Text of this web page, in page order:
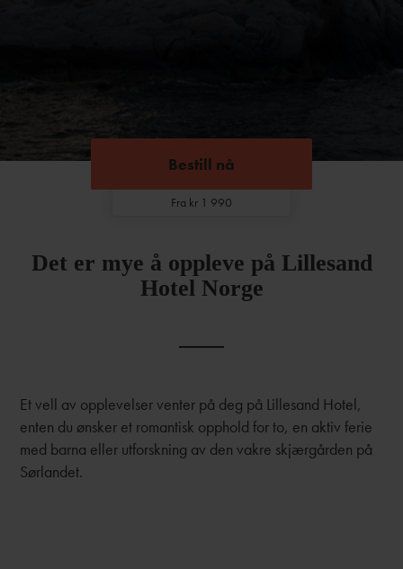
Bestill nå
Fra kr 1 990
Bestill nå
Det er mye å oppleve på Lillesand
Hotel Norge
Et vell av opplevelser venter på deg på Lillesand Hotel,
enten du ønsker et romantisk opphold for to, en aktiv ferie
med barna eller utforskning av den vakre skjærgården på
Sørlandet.